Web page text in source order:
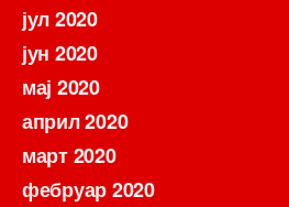
јул 2020
јун 2020
мај 2020
април 2020
март 2020
фебруар 2020